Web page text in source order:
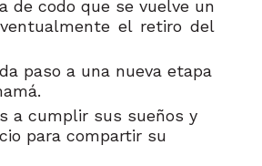
de codo que se vuelve un
el retiro del
paso a una nueva etapa
a cumplir sus sueños y
para compartir su